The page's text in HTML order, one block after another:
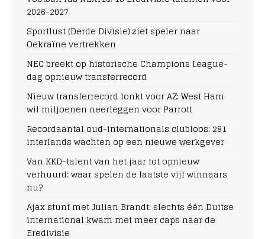
2026-2027
Sportlust (Derde Divisie) ziet speler naar
Oekraïne vertrekken
NEC breekt op historische Champions League-
dag opnieuw transferrecord
Nieuw transferrecord lonkt voor AZ: West Ham
wil miljoenen neerleggen voor Parrott
Recordaantal oud-internationals clubloos: 281
interlands wachten op een nieuwe werkgever
Van KKD-talent van het jaar tot opnieuw
verhuurd: waar spelen de laatste vijf winnaars
nu?
Ajax stunt met Julian Brandt: slechts één Duitse
international kwam met meer caps naar de
Eredivisie